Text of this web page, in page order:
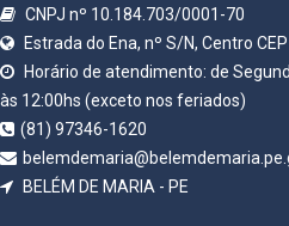
CNPJ nº 10.184.703/0001-70
Estrada do Ena, nº S/N, Centro
Horário de atendimento: de
às 12:00hs (exceto nos feriados)
(81) 97346-1620
BELÉM DE MARIA - PE